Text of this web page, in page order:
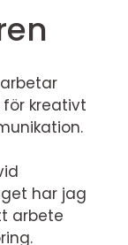
kreativt
har jag
arbete